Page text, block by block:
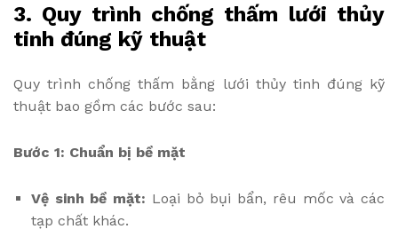
3. Quy trình chống thấm lưới thủy
tinh đúng kỹ thuật
Quy trình chống thấm bằng lưới thủy tinh đúng kỹ
thuật bao gồm các bước sau:
Bước 1: Chuẩn bị bề mặt
Vệ sinh bề mặt: Loại bỏ bụi bẩn, rêu mốc và các
tạp chất khác.